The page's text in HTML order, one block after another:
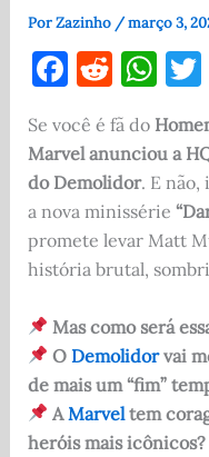
PorZazinho /março 3,
F
a
c
e
b
o
o
k
R
e
d
di
t
W
at
s
A
p
p
Se você é fã do
Marvel anunciou a
do Demolidor. E não,
a nova minissérie
promete levar Matt
história brutal,
Mas como será
O Demolidorvai
de mais um “fim”
A Marveltem
heróis mais icônicos?